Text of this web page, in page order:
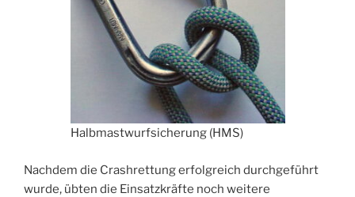
Halbmastwurfsicherung (HMS)
Nachdem die Crashrettung erfolgreich durchgeführt
wurde, übten die Einsatzkräfte noch weitere